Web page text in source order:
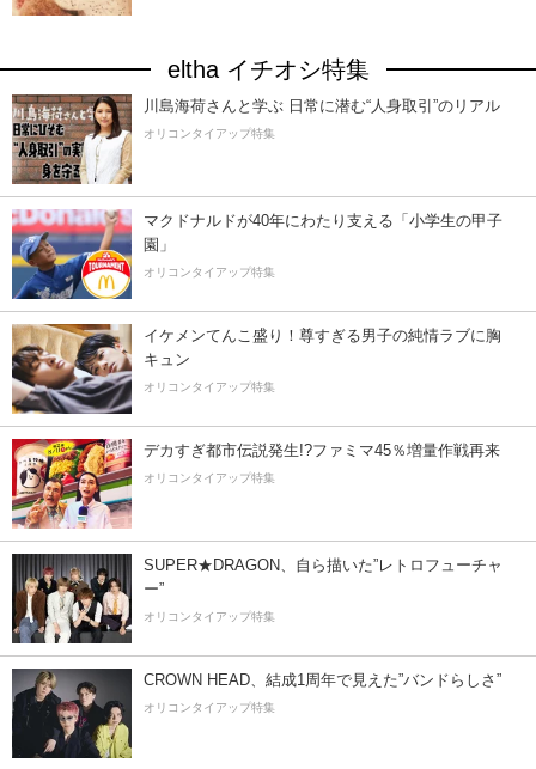
eltha イチオシ特集
川島海荷さんと学ぶ 日常に潜む“人身取引”のリアル
オリコンタイアップ特集
マクドナルドが40年にわたり支える「小学生の甲子
園」
オリコンタイアップ特集
イケメンてんこ盛り！尊すぎる男子の純情ラブに胸
キュン
オリコンタイアップ特集
デカすぎ都市伝説発生!?ファミマ45％増量作戦再来
オリコンタイアップ特集
SUPER★DRAGON、自ら描いた”レトロフューチャ
ー”
オリコンタイアップ特集
CROWN HEAD、結成1周年で見えた”バンドらしさ”
オリコンタイアップ特集